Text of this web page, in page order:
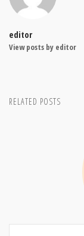
editor
View posts by editor
RELATED POSTS